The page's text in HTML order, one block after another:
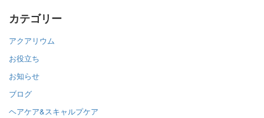
カテゴリー
アクアリウム
お役立ち
お知らせ
ブログ
ヘアケア&スキャルプケア